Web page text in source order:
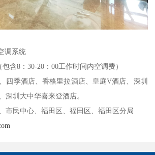
调系统
含8：30-20：00工作时间内空调费）
四季酒店、香格里拉酒店、皇庭V酒店、深圳
深圳大中华喜来登酒店。
市民中心、福田区、福田区、福田区分局